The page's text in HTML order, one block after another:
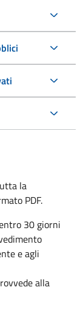
la
PDF.
30 giorni
e agli
alla